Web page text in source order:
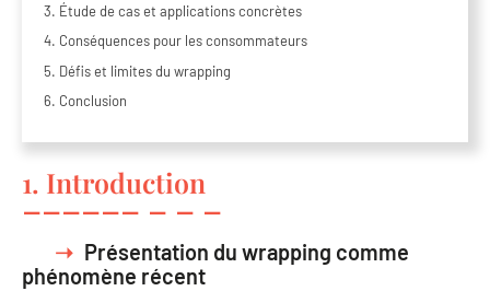
3. Étude de cas et applications concrètes
4. Conséquences pour les consommateurs
5. Défis et limites du wrapping
6. Conclusion
1. Introduction
Présentation du wrapping comme
phénomène récent